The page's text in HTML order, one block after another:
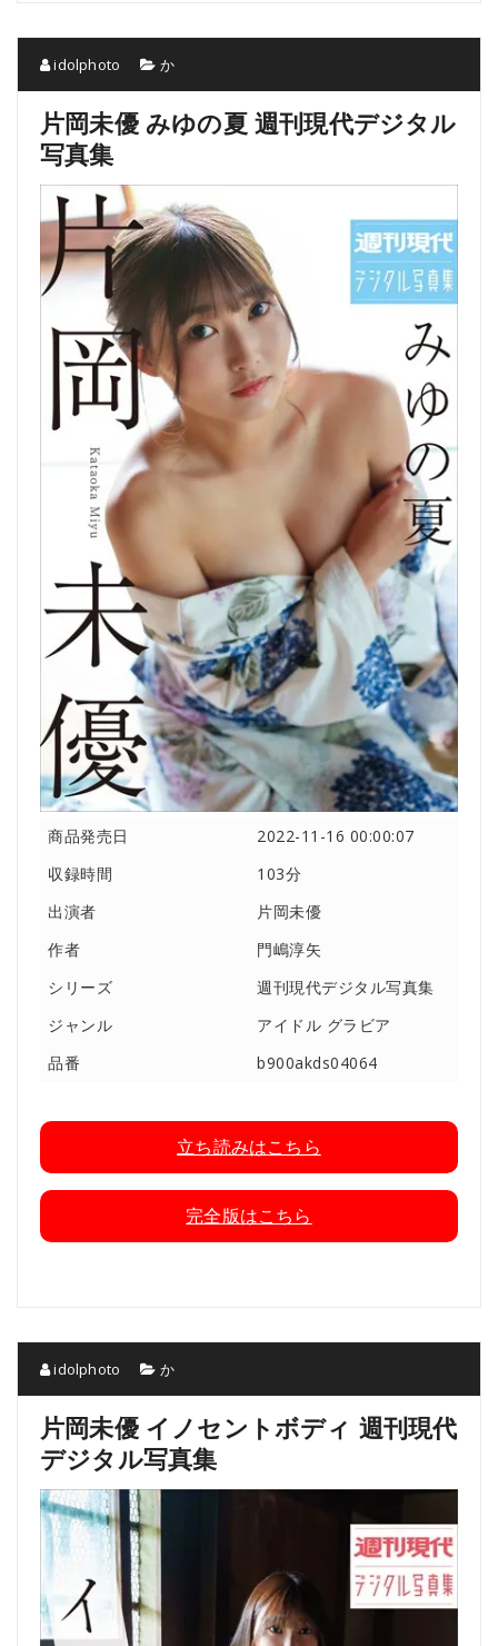
idolphoto か
片岡未優 みゆの夏 週刊現代デジタル
写真集
商品発売日
2022-11-16 00:00:07
収録時間
103分
出演者
片岡未優
作者
門嶋淳矢
シリーズ
週刊現代デジタル写真集
ジャンル
アイドル グラビア
品番
b900akds04064
立ち読みはこちら
完全版はこちら
idolphoto か
片岡未優 イノセントボディ 週刊現代
デジタル写真集